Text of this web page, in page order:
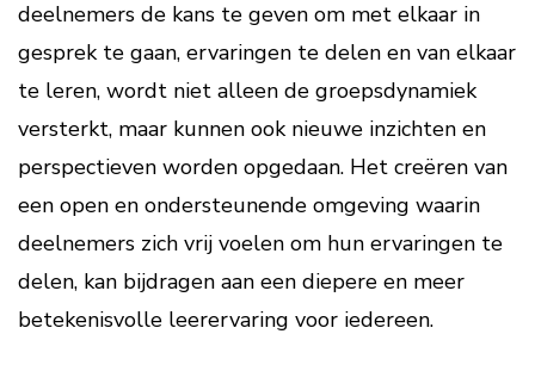
deelnemers de kans te geven om met elkaar in
gesprek te gaan, ervaringen te delen en van elkaar
te leren, wordt niet alleen de groepsdynamiek
versterkt, maar kunnen ook nieuwe inzichten en
perspectieven worden opgedaan. Het creëren van
een open en ondersteunende omgeving waarin
deelnemers zich vrij voelen om hun ervaringen te
delen, kan bijdragen aan een diepere en meer
betekenisvolle leerervaring voor iedereen.